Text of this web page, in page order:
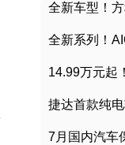
全新车型！
全新系列！
14.99万元起
捷达首款纯
7月国内汽车